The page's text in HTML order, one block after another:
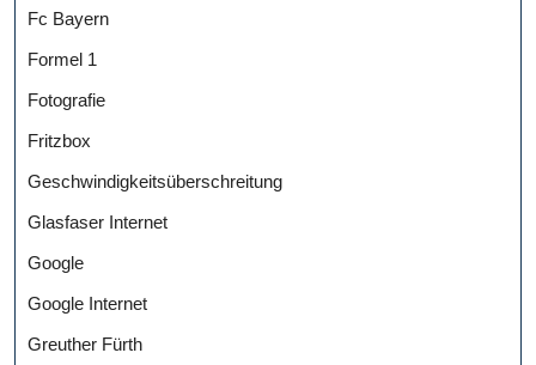
Fc Bayern
Formel 1
Fotografie
Fritzbox
Geschwindigkeitsüberschreitung
Glasfaser Internet
Google
Google Internet
Greuther Fürth